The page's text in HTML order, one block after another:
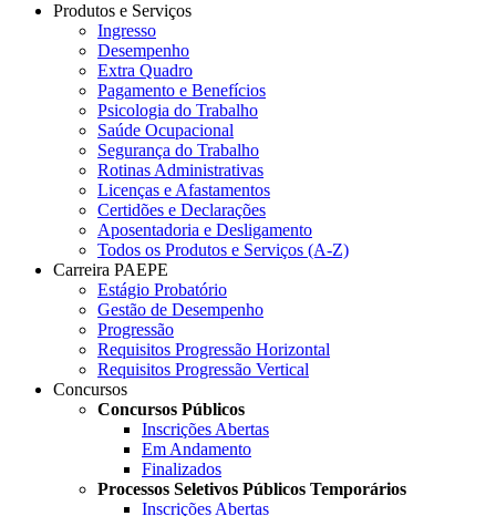
Produtos e Serviços
Ingresso
Desempenho
Extra Quadro
Pagamento e Benefícios
Psicologia do Trabalho
Saúde Ocupacional
Segurança do Trabalho
Rotinas Administrativas
Licenças e Afastamentos
Certidões e Declarações
Aposentadoria e Desligamento
Todos os Produtos e Serviços (A-Z)
Carreira PAEPE
Estágio Probatório
Gestão de Desempenho
Progressão
Requisitos Progressão Horizontal
Requisitos Progressão Vertical
Concursos
Concursos Públicos
Inscrições Abertas
Em Andamento
Finalizados
Processos Seletivos Públicos Temporários
Inscrições Abertas